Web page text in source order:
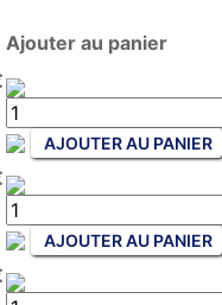
Ajouter au panier
AJOUTER AU PANIER
AJOUTER AU PANIER